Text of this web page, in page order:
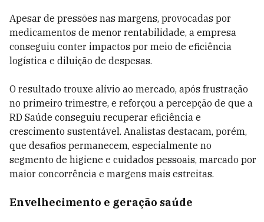
Apesar de pressões nas margens, provocadas por
medicamentos de menor rentabilidade, a empresa
conseguiu conter impactos por meio de eficiência
logística e diluição de despesas.
O resultado trouxe alívio ao mercado, após frustração
no primeiro trimestre, e reforçou a percepção de que a
RD Saúde conseguiu recuperar eficiência e
crescimento sustentável. Analistas destacam, porém,
que desafios permanecem, especialmente no
segmento de higiene e cuidados pessoais, marcado por
maior concorrência e margens mais estreitas.
Envelhecimento e geração saúde